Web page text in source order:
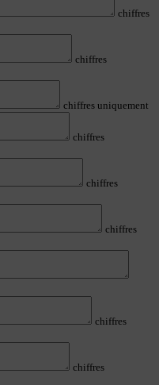
chiffres
chiffres
chiffres uniquement
chiffres
chiffres
chiffres
chiffres
chiffres